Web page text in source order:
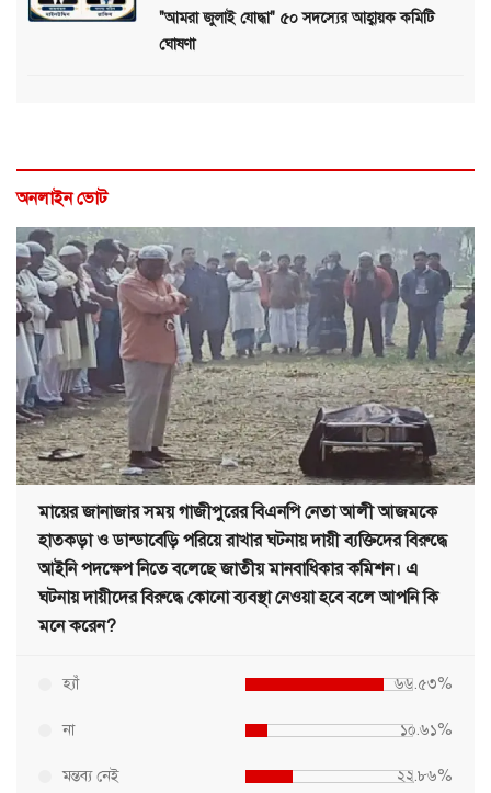
"আমরা জুলাই যোদ্ধা" ৫০ সদস্যের আহ্বায়ক কমিটি
ঘোষণা
অনলাইন ভোট
মায়ের জানাজার সময় গাজীপুরের বিএনপি নেতা আলী আজমকে
হাতকড়া ও ডান্ডাবেড়ি পরিয়ে রাখার ঘটনায় দায়ী ব্যক্তিদের বিরুদ্ধে
আইনি পদক্ষেপ নিতে বলেছে জাতীয় মানবাধিকার কমিশন। এ
ঘটনায় দায়ীদের বিরুদ্ধে কোনো ব্যবস্থা নেওয়া হবে বলে আপনি কি
মনে করেন?
হ্যাঁ ৬৬.৫৩%
না ১০.৬১%
মন্তব্য নেই ২২.৮৬%